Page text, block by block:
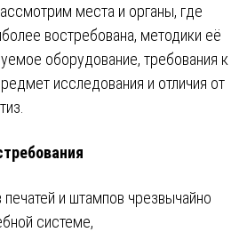
места и органы, где
востребована, методики её
оборудование, требования к
исследования и отличия от
печатей и штампов чрезвычайно
системе,